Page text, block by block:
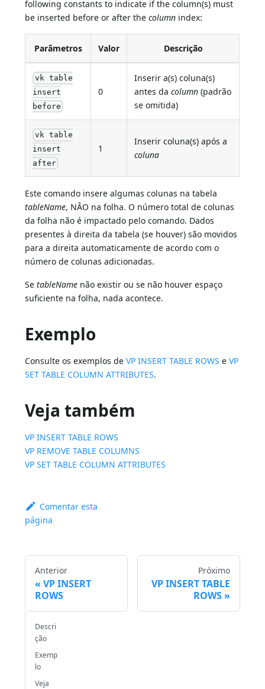
following constants to indicate if the column(s) must
be inserted before or after thecolumn index:
Parâmetros Valor Descrição
vk table
insert
before
0
Inserir a(s) coluna(s)
antes dacolumn (padrão
se omitida)
vk table
insert
after
1
Inserir coluna(s) após a
coluna
Este comando insere algumas colunas na tabela
tableName, NÂO na folha. O número total de colunas
da folha não é impactado pelo comando. Dados
presentes à direita da tabela (se houver) são movidos
para a direita automaticamente de acordo com o
número de colunas adicionadas.
SetableName não existir ou se não houver espaço
suficiente na folha, nada acontece.
Exemplo
Consulte os exemplos deVP INSERT TABLE ROWS eVP
SET TABLE COLUMN ATTRIBUTES.
Veja também
VP INSERT TABLE ROWS
VP REMOVE TABLE COLUMNS
VP SET TABLE COLUMN ATTRIBUTES
Comentar esta
página
Anterior
VP INSERT
ROWS
Próximo
VP INSERT TABLE
ROWS
Descri
ção
Exemp
lo
Veja